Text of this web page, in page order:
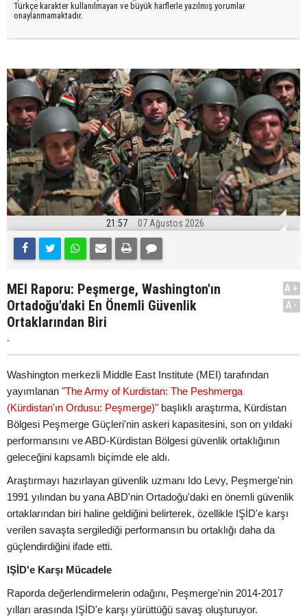
Türkçe karakter kullanılmayan ve büyük harflerle yazılmış yorumlar
onaylanmamaktadır.
21:57 07 Ağustos 2026
MEI Raporu: Peşmerge, Washington'ın
Ortadoğu'daki En Önemli Güvenlik
Ortaklarından Biri
.
A+
A-
Washington merkezli Middle East Institute (MEI) tarafından
yayımlanan "The Army of Kurdistan: The Peshmerga
(Kürdistan'ın Ordusu: Peşmerge)" başlıklı araştırma, Kürdistan
Bölgesi Peşmerge Güçleri'nin askeri kapasitesini, son on yıldaki
performansını ve ABD-Kürdistan Bölgesi güvenlik ortaklığının
geleceğini kapsamlı biçimde ele aldı.
Araştırmayı hazırlayan güvenlik uzmanı Ido Levy, Peşmerge'nin
1991 yılından bu yana ABD'nin Ortadoğu'daki en önemli güvenlik
ortaklarından biri haline geldiğini belirterek, özellikle IŞİD'e karşı
verilen savaşta sergilediği performansın bu ortaklığı daha da
güçlendirdiğini ifade etti.
IŞİD'e Karşı Mücadele
Raporda değerlendirmelerin odağını, Peşmerge'nin 2014-2017
yılları arasında IŞİD'e karşı yürüttüğü savaş oluşturuyor.